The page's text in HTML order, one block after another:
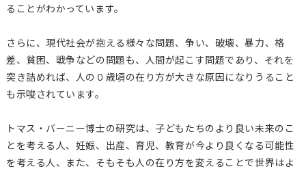
ることがわかっています。
さらに、現代社会が抱える様々な問題、争い、破壊、暴力、格
差、貧困、戦争などの問題も、人間が起こす問題であり、それを
突き詰めれば、人の０歳頃の在り方が大きな原因になりうること
も示唆されています。
トマス・バーニー博士の研究は、子どもたちのより良い未来のこ
とを考える人、妊娠、出産、育児、教育が今より良くなる可能性
を考える人、また、そもそも人の在り方を変えることで世界はよ